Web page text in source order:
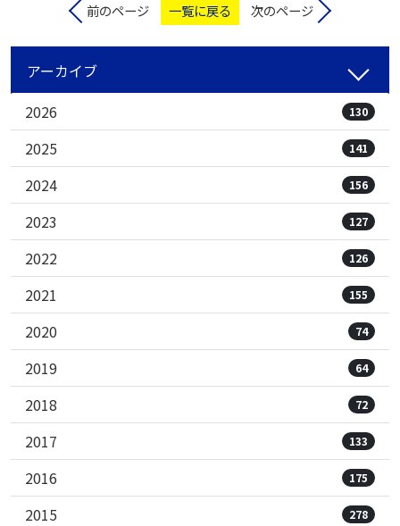
前のページ 一覧に戻る 次のページ
アーカイブ
2026
130
2025 141
2024 156
2023 127
2022 126
2021 155
2020 74
2019 64
2018 72
2017 133
2016 175
2015 278